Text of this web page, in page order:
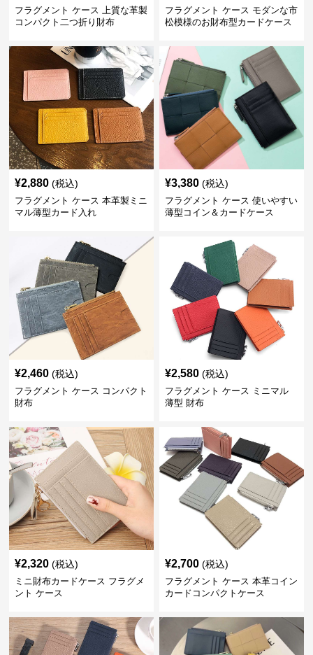
フラグメント ケース 上質な革製
コンパクト二つ折り財布
フラグメント ケース モダンな市
松模様のお財布型カードケース
¥2,880 (税込)
フラグメント ケース 本革製ミニ
マル薄型カード入れ
¥3,380 (税込)
フラグメント ケース 使いやすい
薄型コイン＆カードケース
¥2,460 (税込)
フラグメント ケース コンパクト
財布
¥2,580 (税込)
フラグメント ケース ミニマル
薄型 財布
¥2,320 (税込)
ミニ財布カードケース フラグメ
ント ケース
¥2,700 (税込)
フラグメント ケース 本革コイン
カードコンパクトケース